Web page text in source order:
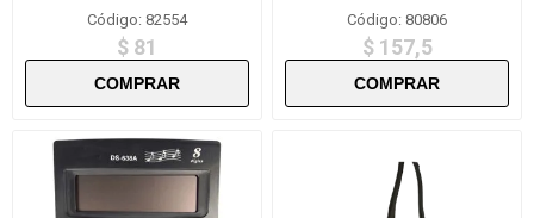
Código: 82554
$ 81
Código: 80806
$ 157,5